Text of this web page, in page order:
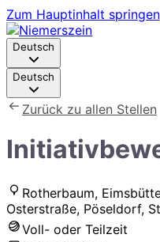
Zum Hauptinhalt springen
Deutsch
Deutsch
Zurück zu allen Stellen
Rotherbaum,
Osterstraße, Pöseldorf,
Voll- oder Teilzeit